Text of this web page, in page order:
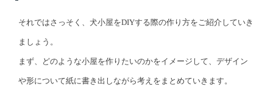
それではさっそく、犬小屋をDIYする際の作り方をご紹介していき
ましょう。
まず、どのような小屋を作りたいのかをイメージして、デザイン
や形について紙に書き出しながら考えをまとめていきます。